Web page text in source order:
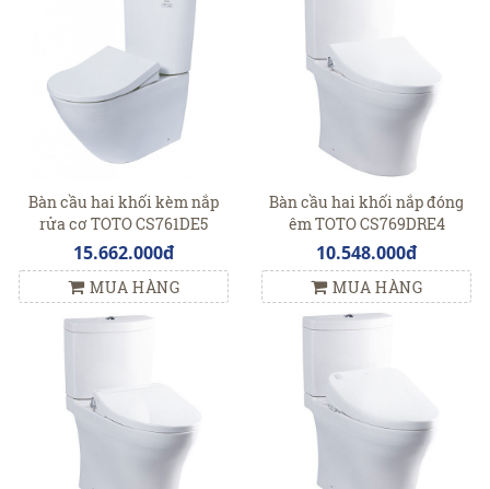
Bàn cầu hai khối kèm nắp
rửa cơ TOTO CS761DE5
15.662.000đ
MUA HÀNG
Bàn cầu hai khối nắp đóng
êm TOTO CS769DRE4
10.548.000đ
MUA HÀNG